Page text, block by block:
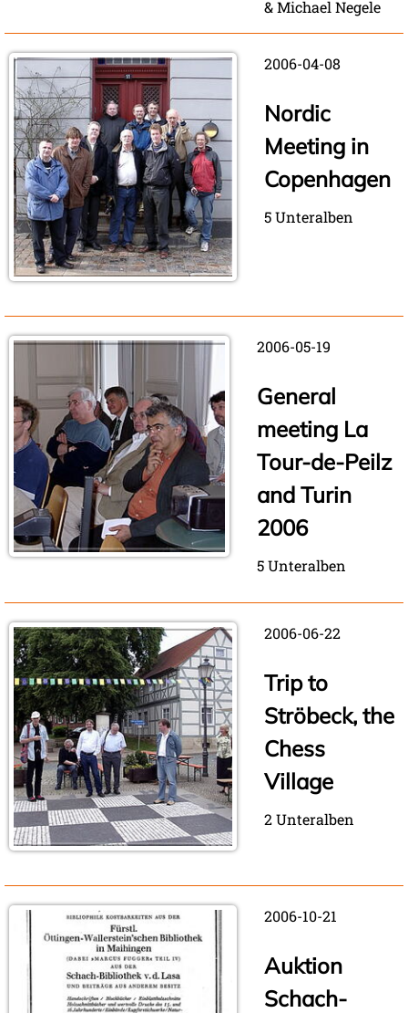
& Michael Negele
2006-04-08
Nordic
Meeting in
Copenhagen
5 Unteralben
2006-05-19
General
meeting La
Tour-de-Peilz
and Turin
2006
5 Unteralben
2006-06-22
Trip to
Ströbeck, the
Chess
Village
2 Unteralben
2006-10-21
Auktion
Schach-